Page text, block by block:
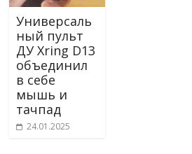
Универсаль
ный пульт
ДУ Xring D13
объединил
в себе
мышь и
тачпад
24.01.2025